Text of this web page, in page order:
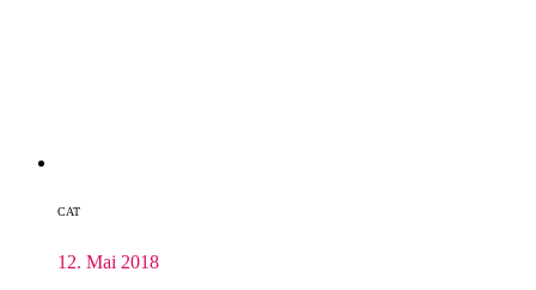
CAT
12. Mai 2018